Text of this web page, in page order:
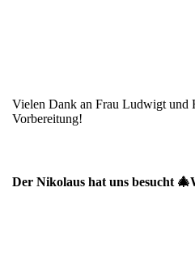
Vielen Dank an Frau Ludwigt und
Vorbereitung!
Der Nikolaus hat uns besucht